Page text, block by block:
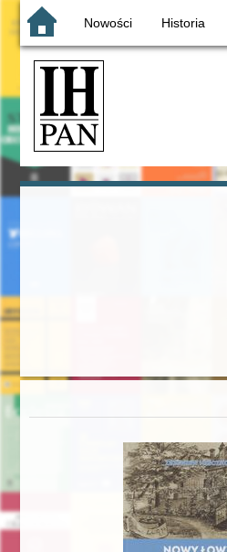
Nowości Historia